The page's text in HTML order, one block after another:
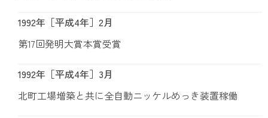
1992年［平成4年］2月
第17回発明大賞本賞受賞
1992年［平成4年］3月
北町工場増築と共に全自動ニッケルめっき装置稼働